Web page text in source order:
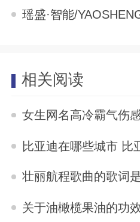
瑶盛·智能/
相关阅读
女生网名高冷霸气伤
比亚迪在哪些城市 比
壮丽航程歌曲的歌词
关于油橄榄果油的功效与作